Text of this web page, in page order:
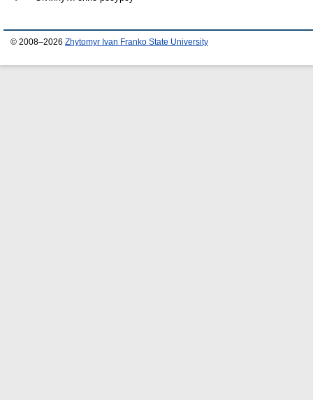
© 2008–2026 Zhytomyr Ivan Franko State University